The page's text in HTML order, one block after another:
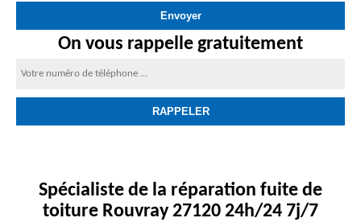
On vous rappelle gratuitement
Spécialiste de la réparation fuite de
toiture Rouvray 27120 24h/24 7j/7